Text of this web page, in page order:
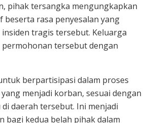
pihak tersangka mengungkapkan
beserta rasa penyesalan yang
tragis tersebut. Keluarga
tersebut dengan
berpartisipasi dalam proses
menjadi korban, sesuai dengan
daerah tersebut. Ini menjadi
bagi kedua belah pihak dalam